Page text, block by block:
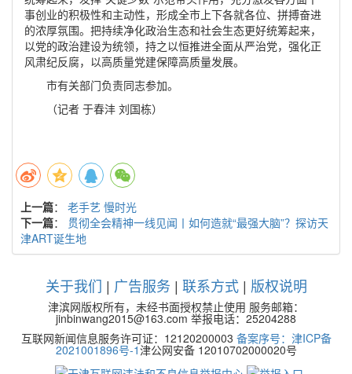
事创业的积极性和主动性，形成全市上下各就各位、拼搏奋进
的浓厚氛围。把持续净化政治生态和社会生态更好统筹起来，
以党的政治建设为统领，持之以恒推进全面从严治党，强化正
风肃纪反腐，以高质量党建保障高质量发展。
市有关部门负责同志参加。
（记者 于春沣 刘国栋）
上一篇： 老手艺 慢时光
下一篇： 贯彻全会精神一线见闻丨如何造就“最强大脑”？探访天
津ART诞生地
关于我们 | 广告服务 | 联系方式| 版权说明
津滨网版权所有，未经书面授权禁止使用 服务邮箱：
jinbinwang2015@163.com 举报电话：25204288
互联网新闻信息服务许可证：12120200003 备案序号：津ICP备
2021001896号-1津公网安备 12010702000020号